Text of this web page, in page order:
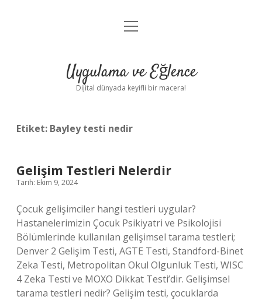
Anasayfa
Yasal Uyarı
menüyü
Uygulama ve Eğlence
Dijital dünyada keyifli bir macera!
Etiket: Bayley testi nedir
Gelişim Testleri Nelerdir
Tarih: Ekim 9, 2024
Çocuk gelişimciler hangi testleri uygular?
Hastanelerimizin Çocuk Psikiyatri ve Psikolojisi
Bölümlerinde kullanılan gelişimsel tarama testleri;
Denver 2 Gelişim Testi, AGTE Testi, Standford-Binet
Zeka Testi, Metropolitan Okul Olgunluk Testi, WISC
4 Zeka Testi ve MOXO Dikkat Testi’dir. Gelişimsel
tarama testleri nedir? Gelişim testi, çocuklarda